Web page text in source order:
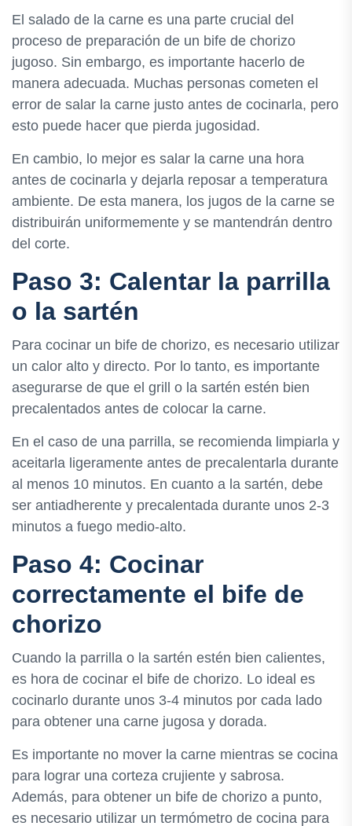
El salado de la carne es una parte crucial del
proceso de preparación de un bife de chorizo
jugoso. Sin embargo, es importante hacerlo de
manera adecuada. Muchas personas cometen el
error de salar la carne justo antes de cocinarla, pero
esto puede hacer que pierda jugosidad.
En cambio, lo mejor es salar la carne una hora
antes de cocinarla y dejarla reposar a temperatura
ambiente. De esta manera, los jugos de la carne se
distribuirán uniformemente y se mantendrán dentro
del corte.
Paso 3: Calentar la parrilla
o la sartén
Para cocinar un bife de chorizo, es necesario utilizar
un calor alto y directo. Por lo tanto, es importante
asegurarse de que el grill o la sartén estén bien
precalentados antes de colocar la carne.
En el caso de una parrilla, se recomienda limpiarla y
aceitarla ligeramente antes de precalentarla durante
al menos 10 minutos. En cuanto a la sartén, debe
ser antiadherente y precalentada durante unos 2-3
minutos a fuego medio-alto.
Paso 4: Cocinar
correctamente el bife de
chorizo
Cuando la parrilla o la sartén estén bien calientes,
es hora de cocinar el bife de chorizo. Lo ideal es
cocinarlo durante unos 3-4 minutos por cada lado
para obtener una carne jugosa y dorada.
Es importante no mover la carne mientras se cocina
para lograr una corteza crujiente y sabrosa.
Además, para obtener un bife de chorizo a punto,
es necesario utilizar un termómetro de cocina para